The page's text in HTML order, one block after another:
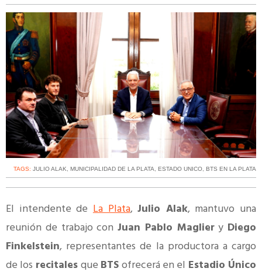
TAGS: JULIO ALAK, MUNICIPALIDAD DE LA PLATA, ESTADO UNICO, BTS EN LA PLATA
El intendente deLa Plata,Julio Alak, mantuvo una
reunión de trabajo con Juan Pablo Magliery Diego
Finkelstein, representantes de la productora a cargo
de los recitalesque BTSofrecerá en el Estadio Único